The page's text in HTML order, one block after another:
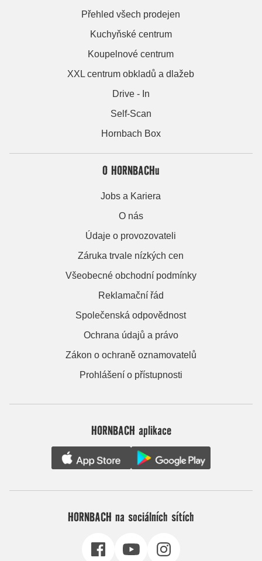
Přehled všech prodejen
Kuchyňské centrum
Koupelnové centrum
XXL centrum obkladů a dlažeb
Drive - In
Self-Scan
Hornbach Box
O HORNBACHu
Jobs a Kariera
O nás
Údaje o provozovateli
Záruka trvale nízkých cen
Všeobecné obchodní podmínky
Reklamační řád
Společenská odpovědnost
Ochrana údajů a právo
Zákon o ochraně oznamovatelů
Prohlášení o přístupnosti
HORNBACH aplikace
HORNBACH na sociálních sítích